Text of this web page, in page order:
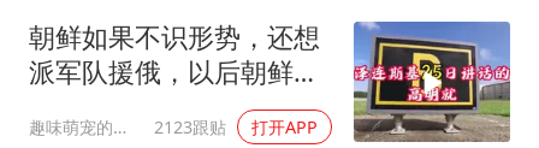
面对面丨蔡磊：与渐冻症抗争 纵使不敌 也不屈服
加沙约14万栋建筑被完全摧毁
朝鲜如果不识形势，还想
派军队援俄，以后朝鲜如
趣味萌宠的日常 2123跟贴 打开APP